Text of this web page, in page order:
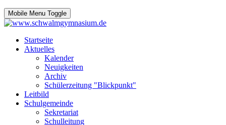
Mobile Menu Toggle
Startseite
Aktuelles
Kalender
Neuigkeiten
Archiv
Schülerzeitung "Blickpunkt"
Leitbild
Schulgemeinde
Sekretariat
Schulleitung